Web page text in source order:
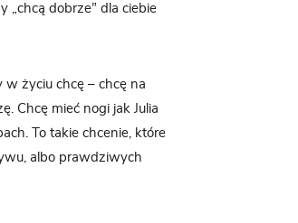
„chcą dobrze” dla ciebie
w życiu chcę – chcę na
Chcę mieć nogi jak Julia
To takie chcenie, które
albo prawdziwych